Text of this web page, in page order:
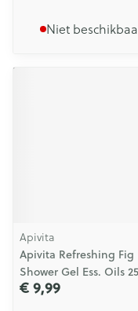
Niet
Apivita
Apivita Refreshing Fig
Shower Gel Ess. Oils
€ 9,99